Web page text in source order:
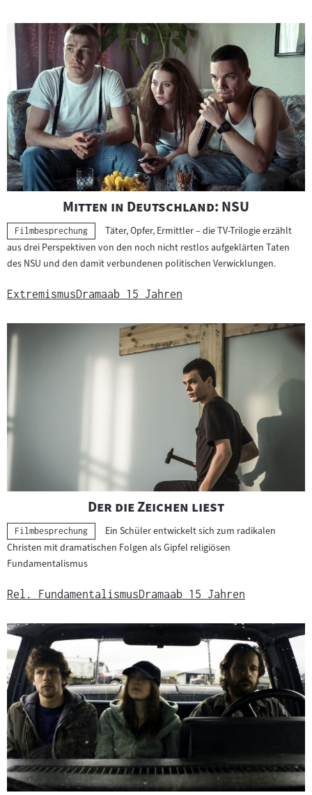
"
Mitten in Deutschland: NSU
Kategorie:
Filmbesprechung
Täter, Opfer, Ermittler – die TV-Trilogie erzählt
aus drei Perspektiven von den noch nicht restlos aufgeklärten Taten
des NSU und den damit verbundenen politischen Verwicklungen.
ExtremismusDramaab 15 Jahren
"
Der die Zeichen liest"
Kategorie:
Filmbesprechung
Ein Schüler entwickelt sich zum radikalen
Christen mit dramatischen Folgen als Gipfel religiösen
Fundamentalismus
Rel. FundamentalismusDramaab 15 Jahren